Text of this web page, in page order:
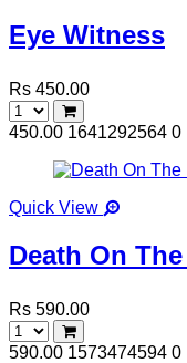
Eye Witness
Rs 450.00
450.00 1641292564 0
Quick View
Death On
Rs 590.00
590.00 1573474594 0